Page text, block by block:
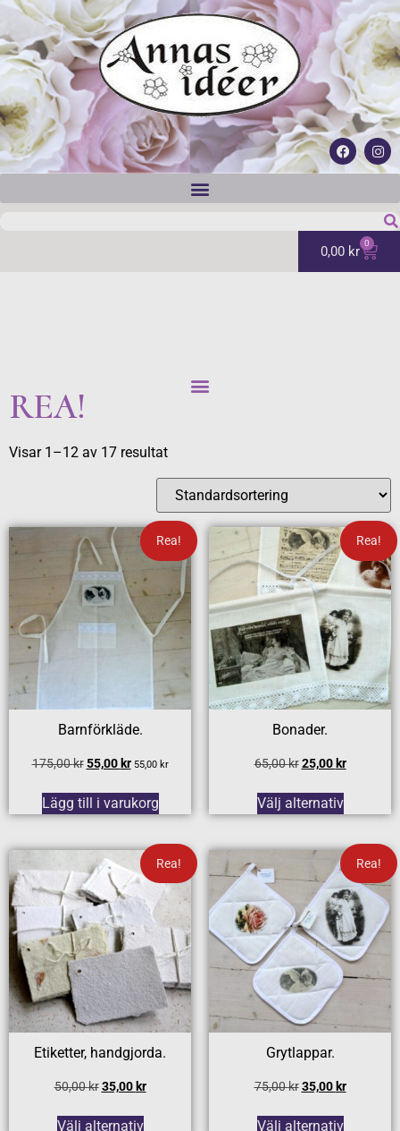
0,00 kr 0
REA!
Visar 1–12 av 17 resultat
Rea!
Barnförkläde.
175,00kr 55,00 kr 55,00 kr
Lägg till i varukorg
Rea!
Bonader.
65,00kr 25,00 kr
Välj alternativ
Rea!
Etiketter, handgjorda.
50,00kr 35,00 kr
Välj alternativ
Rea!
Grytlappar.
75,00kr 35,00 kr
Välj alternativ